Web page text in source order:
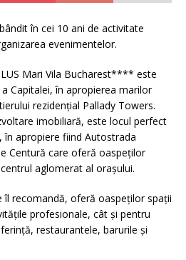
în cei 10 ani de activitate
evenimentelor.
Mari Vila Bucharest**** este
Capitalei, în apropierea marilor
rezidenţial Pallady Towers.
imobiliară, este locul perfect
apropiere fiind Autostrada
Centură care oferă oaspeţilor
aglomerat al oraşului.
îl recomandă, oferă oaspeţilor spaţii
profesionale, cât şi pentru
restaurantele, barurile şi